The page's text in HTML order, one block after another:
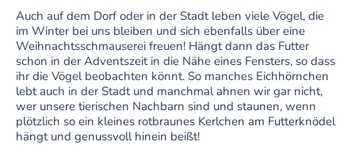
Auch auf dem Dorf oder in der Stadt leben viele Vögel, die
im Winter bei uns bleiben und sich ebenfalls über eine
Weihnachtsschmauserei freuen! Hängt dann das Futter
schon in der Adventszeit in die Nähe eines Fensters, so dass
ihr die Vögel beobachten könnt. So manches Eichhörnchen
lebt auch in der Stadt und manchmal ahnen wir gar nicht,
wer unsere tierischen Nachbarn sind und staunen, wenn
plötzlich so ein kleines rotbraunes Kerlchen am Futterknödel
hängt und genussvoll hinein beißt!